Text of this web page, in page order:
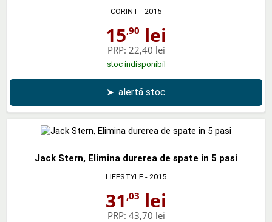
CORINT - 2015
15,90 lei
PRP: 22,40 lei
stoc indisponibil
➤ alertă stoc
Jack Stern, Elimina durerea de spate in 5 pasi
LIFESTYLE - 2015
31 ,03 lei
PRP: 43,70 lei